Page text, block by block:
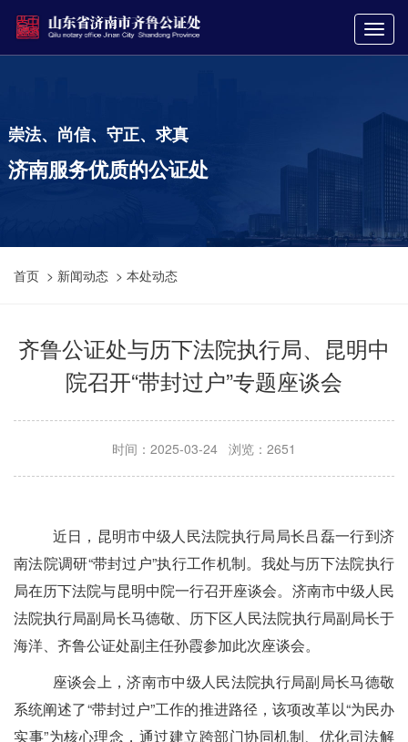
崇法、尚信、守正、求真
济南服务优质的公证处
首页 > 新闻动态 > 本处动态
齐鲁公证处与历下法院执行局、昆明中
院召开“带封过户”专题座谈会
时间：2025-03-24 浏览：2651
近日，昆明市中级人民法院执行局局长吕磊一行到济
南法院调研“带封过户”执行工作机制。我处与历下法院执行
局在历下法院与昆明中院一行召开座谈会。济南市中级人民
法院执行局副局长马德敬、历下区人民法院执行局副局长于
海洋、齐鲁公证处副主任孙霞参加此次座谈会。
座谈会上，济南市中级人民法院执行局副局长马德敬
系统阐述了“带封过户”工作的推进路径，该项改革以“为民办
实事”为核心理念，通过建立跨部门协同机制、优化司法解